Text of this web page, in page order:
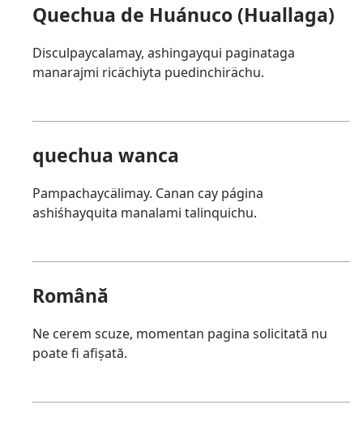
Quechua de Huánuco (Huallaga)
Disculpaycalamay, ashingayqui paginataga
manarajmi ricächiyta puedinchirächu.
quechua wanca
Pampachaycälimay. Canan cay página
ashiśhayquita manalami talinquichu.
Română
Ne cerem scuze, momentan pagina solicitată nu
poate fi afișată.